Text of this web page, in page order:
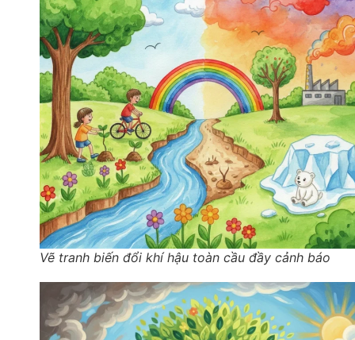
Vẽ tranh biến đổi khí hậu toàn cầu đầy cảnh báo